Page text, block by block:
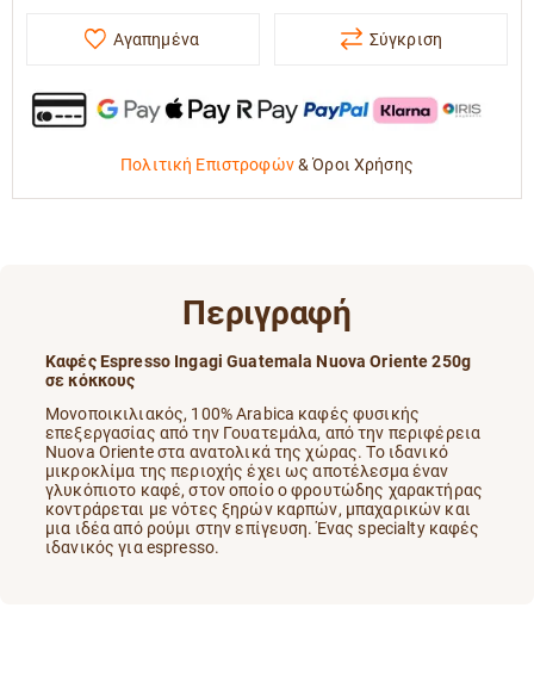
Αγαπημένα Σύγκριση
Πολιτική Επιστροφών&Όροι Χρήσης
Περιγραφή
Καφές Espresso Ingagi Guatemala Nuova Oriente 250g
σε κόκκους
Moνοποικιλιακός, 100% Arabica καφές φυσικής
επεξεργασίας από την Γουατεμάλα, από την περιφέρεια
Nuova Oriente στα ανατολικά της χώρας. Το ιδανικό
μικροκλίμα της περιοχής έχει ως αποτέλεσμα έναν
γλυκόπιοτο καφέ, στον οποίο ο φρουτώδης χαρακτήρας
κοντράρεται με νότες ξηρών καρπών, μπαχαρικών και
μια ιδέα από ρούμι στην επίγευση. Ένας specialty καφές
ιδανικός για espresso.